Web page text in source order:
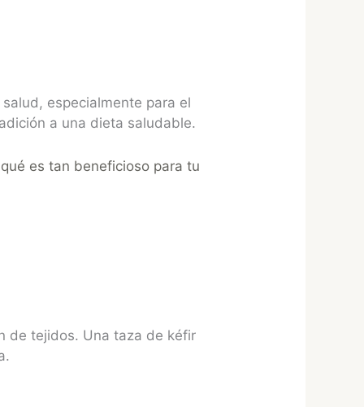
especialmente para el
a una dieta saludable.
es tan beneficioso para tu
de tejidos. Una taza de kéfir